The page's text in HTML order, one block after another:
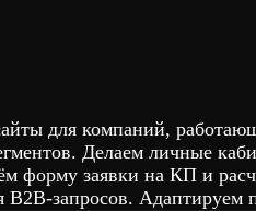
для компаний,
Делаем личные
форму заявки на КП и
B2B-запросов.